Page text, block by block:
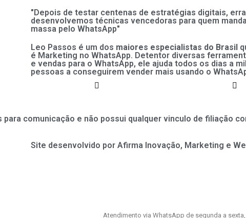
"Depois de testar centenas de estratégias digitais,
desenvolvemos técnicas vencedoras para quem
massa pelo WhatsApp"
Leo Passos é um dos maiores especialistas do Brasil
é Marketing no WhatsApp. Detentor diversas
e vendas para o WhatsApp, ele ajuda todos os dias a
pessoas a conseguirem vender mais usando o
comunicação e não possui qualquer vinculo de filiação
Site desenvolvido por Afirma Inovação, Marketing e
Atendimento via WhatsApp de segunda a